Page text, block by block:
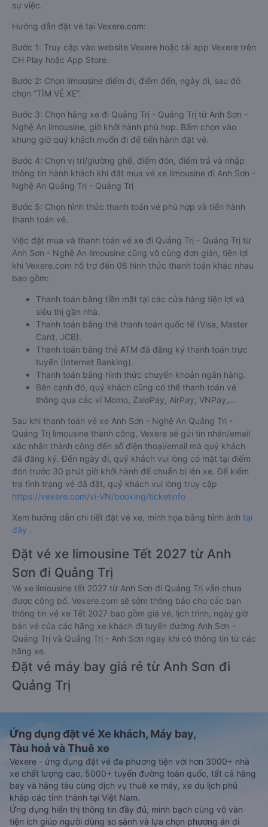
sự việc.
Hướng dẫn đặt vé tại Vexere.com:
Bước 1: Truy cập vào website Vexere hoặc tải app Vexere trên
CH Play hoặc App Store.
Bước 2: Chọn limousine điểm đi, điểm đến, ngày đi, sau đó
chọn “TÌM VÉ XE”.
Bước 3: Chọn hãng xe đi Quảng Trị - Quảng Trị từ Anh Sơn -
Nghệ An limousine, giờ khởi hành phù hợp. Bấm chọn vào
khung giờ quý khách muốn đi để tiến hành đặt vé.
Bước 4: Chọn vị trí/giường ghế, điểm đón, điểm trả và nhập
thông tin hành khách khi đặt mua vé xe limousine đi Anh Sơn -
Nghệ An Quảng Trị - Quảng Trị
Bước 5: Chọn hình thức thanh toán vé phù hợp và tiến hành
thanh toán vé.
Việc đặt mua và thanh toán vé xe đi Quảng Trị - Quảng Trị từ
Anh Sơn - Nghệ An limousine cũng vô cùng đơn giản, tiện lợi
khi Vexere.com hỗ trợ đến 06 hình thức thanh toán khác nhau
bao gồm:
Thanh toán bằng tiền mặt tại các cửa hàng tiện lợi và
siêu thị gần nhà.
Thanh toán bằng thẻ thanh toán quốc tế (Visa, Master
Card, JCB).
Thanh toán bằng thẻ ATM đã đăng ký thanh toán trực
tuyến (Internet Banking).
Thanh toán bằng hình thức chuyển khoản ngân hàng.
Bên cạnh đó, quý khách cũng có thể thanh toán vé
thông qua các ví Momo, ZaloPay, AirPay, VNPay,…
Sau khi thanh toán vé xe Anh Sơn - Nghệ An Quảng Trị -
Quảng Trị limousine thành công, Vexere sẽ gửi tin nhắn/email
xác nhận thành công đến số điện thoại/email mà quý khách
đã đăng ký. Đến ngày đi, quý khách vui lòng có mặt tại điểm
đón trước 30 phút giờ khởi hành để chuẩn bị lên xe. Để kiểm
tra tình trạng vé đã đặt, quý khách vui lòng truy cập
https://vexere.com/vi-VN/booking/ticketinfo
Xem hướng dẫn chi tiết đặt vé xe, minh họa bằng hình ảnh tại
đây .
Đặt vé xe limousine Tết 2027 từ Anh
Sơn đi Quảng Trị
Vé xe limousine tết 2027 từ Anh Sơn đi Quảng Trị vẫn chưa
được công bố. Vexere.com sẽ sớm thông báo cho các bạn
thông tin vé xe Tết 2027 bao gồm giá vé, lịch trình, ngày giờ
bán vé của các hãng xe khách đi tuyến đường Anh Sơn -
Quảng Trị và Quảng Trị - Anh Sơn ngay khi có thông tin từ các
hãng xe.
Đặt vé máy bay giá rẻ từ Anh Sơn đi
Quảng Trị
Ứng dụng đặt vé Xe khách, Máy bay,
Tàu hoả và Thuê xe
Vexere - ứng dụng đặt vé đa phương tiện với hơn 3000+ nhà
xe chất lượng cao, 5000+ tuyến đường toàn quốc, tất cả hãng
bay và hãng tàu cùng dịch vụ thuê xe máy, xe du lịch phủ
khắp các tỉnh thành tại Việt Nam.
Ứng dụng hiển thị thông tin đầy đủ, minh bạch cùng vô vàn
tiện ích giúp người dùng so sánh và lựa chọn phương án di